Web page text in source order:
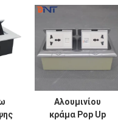
Αλουμινίου
κράμα Pop Up